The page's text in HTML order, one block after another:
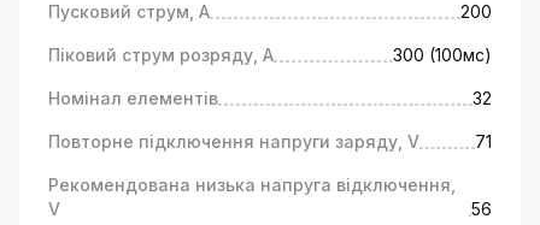
Пусковий струм, А 200
Піковий струм розряду, A 300 (100мс)
Номінал елементів 32
Повторне підключення напруги заряду, V 71
Рекомендована низька напруга відключення,
V
56